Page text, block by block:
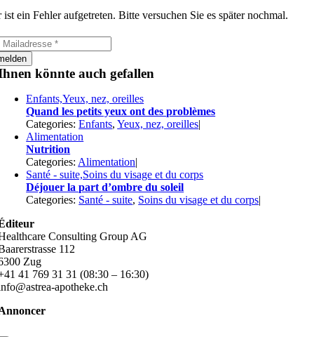
ist ein Fehler aufgetreten. Bitte versuchen Sie es später nochmal.
könnte auch gefallen
Enfants,Yeux, nez, oreilles
Quand les petits yeux ont des problèmes
Categories:Enfants,Yeux, nez, oreilles|
Alimentation
Nutrition
Categories: Alimentation|
Santé - suite,Soins du visage et du corps
Déjouer la part d’ombre du soleil
Categories: Santé - suite, Soins du visage et du corps|
Consulting Group AG
112
Zug
41 769 31 31 (08:30 – 16:30)
apotheke.ch